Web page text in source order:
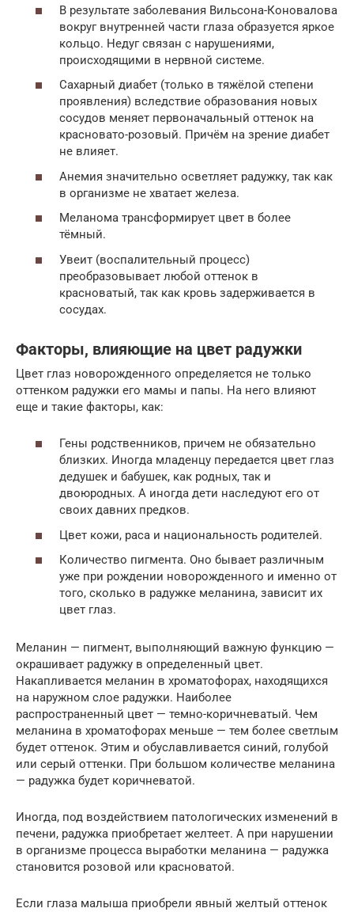
В результате заболевания Вильсона-Коновалова
вокруг внутренней части глаза образуется яркое
кольцо. Недуг связан с нарушениями,
происходящими в нервной системе.
Сахарный диабет (только в тяжёлой степени
проявления) вследствие образования новых
сосудов меняет первоначальный оттенок на
красновато-розовый. Причём на зрение диабет
не влияет.
Анемия значительно осветляет радужку, так как
в организме не хватает железа.
Меланома трансформирует цвет в более
тёмный.
Увеит (воспалительный процесс)
преобразовывает любой оттенок в
красноватый, так как кровь задерживается в
сосудах.
Факторы, влияющие на цвет радужки
Цвет глаз новорожденного определяется не только
оттенком радужки его мамы и папы. На него влияют
еще и такие факторы, как:
Гены родственников, причем не обязательно
близких. Иногда младенцу передается цвет глаз
дедушек и бабушек, как родных, так и
двоюродных. А иногда дети наследуют его от
своих давних предков.
Цвет кожи, раса и национальность родителей.
Количество пигмента. Оно бывает различным
уже при рождении новорожденного и именно от
того, сколько в радужке меланина, зависит их
цвет глаз.
Меланин — пигмент, выполняющий важную функцию —
окрашивает радужку в определенный цвет.
Накапливается меланин в хроматофорах, находящихся
на наружном слое радужки. Наиболее
распространенный цвет — темно-коричневатый. Чем
меланина в хроматофорах меньше — тем более светлым
будет оттенок. Этим и обуславливается синий, голубой
или серый оттенки. При большом количестве меланина
— радужка будет коричневатой.
Иногда, под воздействием патологических изменений в
печени, радужка приобретает желтеет. А при нарушении
в организме процесса выработки меланина — радужка
становится розовой или красноватой.
Если глаза малыша приобрели явный желтый оттенок